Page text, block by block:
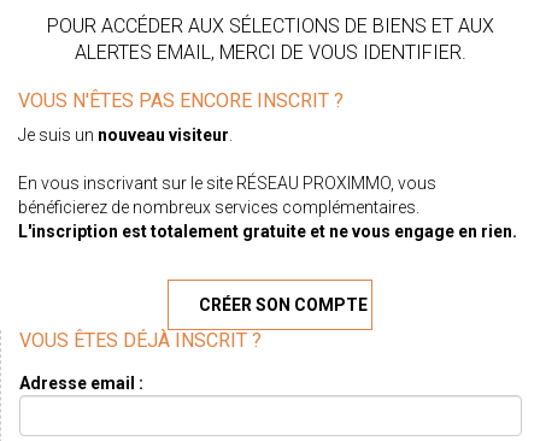
POUR ACCÉDER AUX SÉLECTIONS DE BIENS ET AUX
ALERTES EMAIL, MERCI DE VOUS IDENTIFIER.
VOUS N'ÊTES PAS ENCORE INSCRIT ?
Je suis un nouveau visiteur.
En vous inscrivant sur le site RÉSEAU PROXIMMO, vous
bénéficierez de nombreux services complémentaires.
L'inscription est totalement gratuite et ne vous engage en rien.
CRÉER SON COMPTE
VOUS ÊTES DÉJÀ INSCRIT ?
Adresse email :